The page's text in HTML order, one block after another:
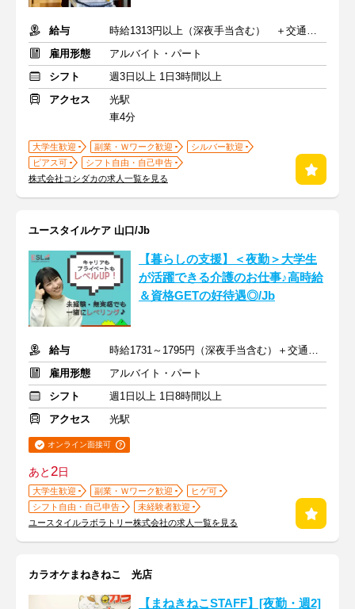
給与
時給1313円以上（深夜手当含む） ＋交通費支給
雇用形態
アルバイト・パート
シフト
週3日以上 1日3時間以上
アクセス
光駅
車4分
大学生歓迎 副業・Ｗワーク歓迎
シルバー歓迎
ピアス可
シフト自由・自己申告
株式会社コシダカの求人一覧を見る
ユースタイルケア 山口/Jb
【暮らしの支援】＜夜勤＞大学生
が活躍できる介護のお仕事♪高時給
＆資格GETの好待遇◎/Jb
給与
時給1731～1795円（深夜手当含む）＋交通費支給
雇用形態
アルバイト・パート
シフト
週1日以上 1日8時間以上
アクセス
光駅
オンライン面接可
あと2日
大学生歓迎 副業・Ｗワーク歓迎
ヒゲ可
シフト自由・自己申告
未経験者歓迎
ユースタイルラボラトリー株式会社の求人一覧を見る
カラオケまねきねこ 光店
【まねきねこSTAFF】[夜勤・週2]